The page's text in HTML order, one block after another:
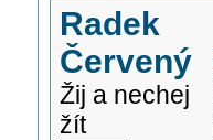
Radek
Červený
Žij a nechej
žít